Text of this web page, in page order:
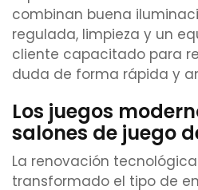
combinan buena
regulada, limpieza y un
cliente capacitado para
duda de forma rápida y
Los juegos
salones de juego
La renovación
transformado el tipo de